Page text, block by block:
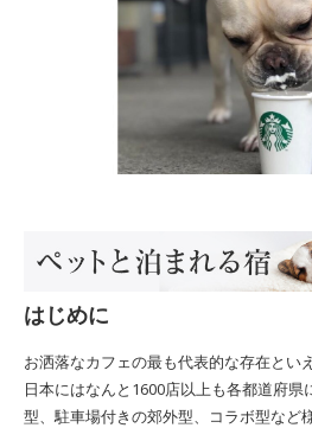
はじめに
お洒落なカフェの最も代表的な存在とい
日本にはなんと1600店以上も各都道府
型、駐車場付きの郊外型、コラボ型など